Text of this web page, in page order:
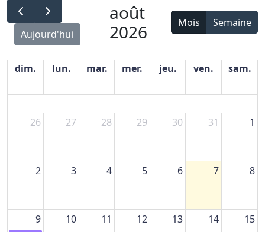
Aujourd'hui
août
2026
Mois Semaine
dim. lun. mar. mer. jeu. ven. sam.
26 27 28 29 30 31 1
2 3 4 5 6 7 8
9 10 11 12 13 14 15